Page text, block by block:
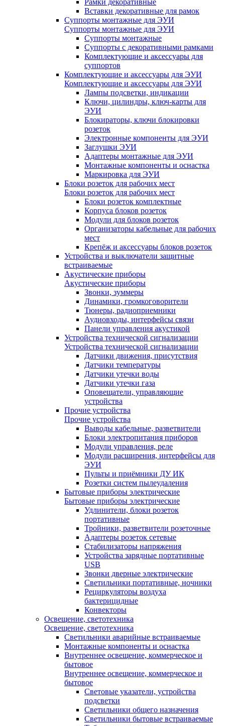
Рамки декоративные
Вставки декоративные для рамок
Суппорты монтажные для ЭУИ
Суппорты монтажные для ЭУИ
Суппорты монтажные
Суппорты с декоративными рамками
Комплектующие и аксессуары для
суппортов
Комплектующие и аксессуары для ЭУИ
Комплектующие и аксессуары для ЭУИ
Лампы подсветки, индикации
Ключи, цилиндры, ключ-карты для
ЭУИ
Блокираторы, ключи блокировки
розеток
Электронные компоненты для ЭУИ
Заглушки ЭУИ
Адаптеры монтажные для ЭУИ
Монтажные компоненты и оснастка
Маркировка для ЭУИ
Блоки розеток для рабочих мест
Блоки розеток для рабочих мест
Блоки розеток комплектные
Корпуса блоков розеток
Модули для блоков розеток
Организаторы кабельные для рабочих
мест
Крепёж и аксессуары блоков розеток
Устройства и выключатели защитные
встраиваемые
Акустические приборы
Акустические приборы
Звонки, зуммеры
Динамики, громкоговорители
Тюнеры, радиоприемники
Аудиовходы, интерфейсы связи
Панели управления акустикой
Устройства технической сигнализации
Устройства технической сигнализации
Датчики движения, присутствия
Датчики температуры
Датчики утечки воды
Датчики утечки газа
Оповещатели, управляющие
устройства
Прочие устройства
Прочие устройства
Выводы кабельные, разветвители
Блоки электропитания приборов
Модули управления, реле
Модули расширения, интерфейсы для
ЭУИ
Пульты и приёмники ДУ ИК
Розетки систем пылеудаления
Бытовые приборы электрические
Бытовые приборы электрические
Удлинители, блоки розеток
портативные
Тройники, разветвители розеточные
Адаптеры розеток сетевые
Стабилизаторы напряжения
Устройства зарядные портативные
USB
Звонки дверные электрические
Светильники портативные, ночники
Рециркуляторы воздуха
бактерицидные
Конвекторы
Освещение, светотехника
Освещение, светотехника
Светильники аварийные встраиваемые
Монтажные компоненты и оснастка
Внутреннее освещение, коммерческое и
бытовое
Внутреннее освещение, коммерческое и
бытовое
Световые указатели, устройства
подсветки
Светильники общего назначения
Светильники бытовые встраиваемые